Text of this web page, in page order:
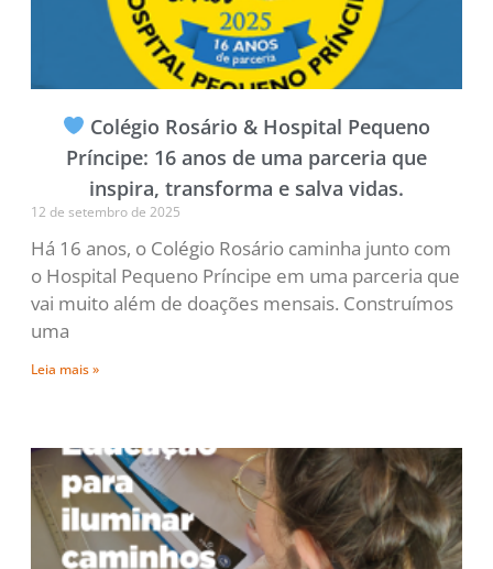
Colégio Rosário & Hospital Pequeno
Príncipe: 16 anos de uma parceria que
inspira, transforma e salva vidas.
12 de setembro de 2025
Há 16 anos, o Colégio Rosário caminha junto com
o Hospital Pequeno Príncipe em uma parceria que
vai muito além de doações mensais. Construímos
uma
Leia mais »